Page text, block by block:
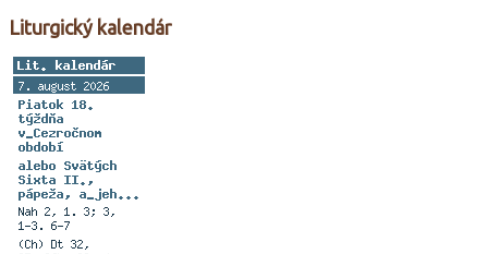
Liturgický kalendár